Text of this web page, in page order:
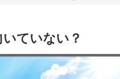
ていない？